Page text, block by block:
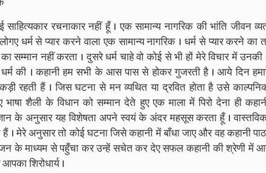
साहित्यकार रचनाकार नहीं हूँ । एक सामान्य नागरिक की भांति जीवन
धर्म से प्यार करने वाला एक सामान्य नागरिक । धर्म से प्यार करने
सम्मान नहीं करता । दुसरे धर्म चाहे वो कोई से भी हों मेरे विचार में
की । कहानी हम सभी के आस पास से होकर गुजरती है । आये दिन
रहती हैं । जिस घटना से मन व्यथित या द्रवित होता है उसे
शैली के विधान को सम्मान देते हुए एक माला में पिरो देना ही
के अनुसार यह विशेषता अपने स्वयं के अंदर महसूस करता हूँ ।
। मेरे अनुसार तो कोई घटना जिसे कहानी में बाँधा जाए और वह कहानी
के माध्यम से पहुँचा कर उन्हें सचेत कर देए सफल कहानी की श्रेणी में
आपका शिरोधार्य ।